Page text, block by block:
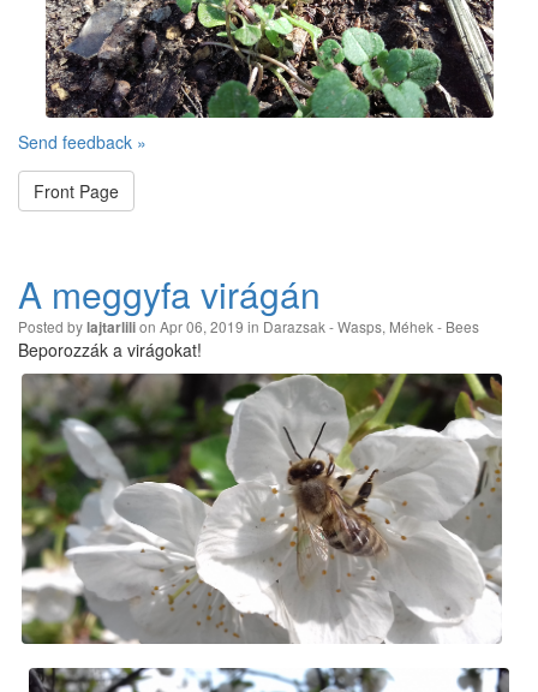
Send feedback »
Front Page
A meggyfa virágán
Posted bylajtarlilion Apr 06, 2019 in Darazsak - Wasps, Méhek - Bees
Beporozzák a virágokat!